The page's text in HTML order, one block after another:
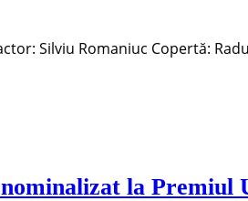
Silviu Romaniuc Copertă:
la